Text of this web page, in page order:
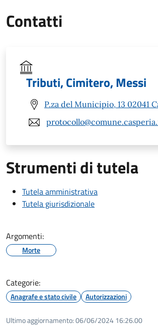
Contatti
Tributi, Cimitero, Messi
P.za del Municipio, 13 02041
Strumenti di tutela
Tutela amministrativa
Tutela giurisdizionale
Argomenti:
Morte
Categorie:
Anagrafe e stato civile Autorizzazioni
Ultimo aggiornamento:06/06/2024 16:26.00